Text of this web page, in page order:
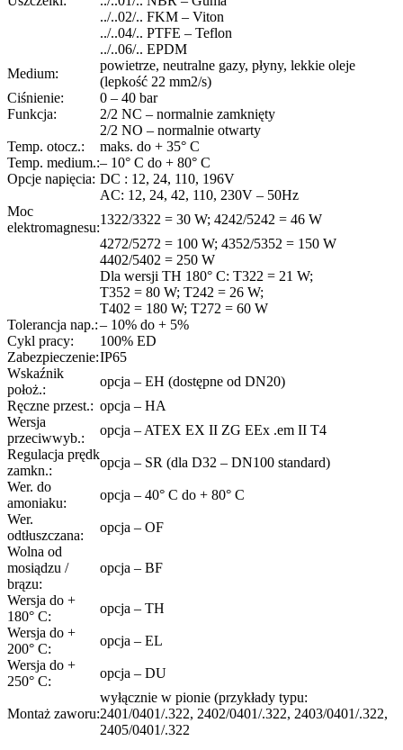
../..02/.. FKM – Viton
../..04/.. PTFE – Teflon
../..06/.. EPDM
Medium:
powietrze, neutralne gazy, płyny, lekkie oleje
(lepkość 22 mm2/s)
Ciśnienie:
0 – 40 bar
Funkcja:
2/2 NC – normalnie zamknięty
2/2 NO – normalnie otwarty
Temp. otocz.:
maks. do + 35° C
Temp. medium.:– 10° C do + 80° C
Opcje napięcia: DC : 12, 24, 110, 196V
AC: 12, 24, 42, 110, 230V – 50Hz
Moc
elektromagnesu:
1322/3322 = 30 W; 4242/5242 = 46 W
4272/5272 = 100 W; 4352/5352 = 150 W
4402/5402 = 250 W
Dla wersji TH 180° C: T322 = 21 W;
T352 = 80 W; T242 = 26 W;
T402 = 180 W; T272 = 60 W
Tolerancja nap.:– 10% do + 5%
Cykl pracy:
100% ED
Zabezpieczenie:IP65
Wskaźnik
położ.:
opcja – EH (dostępne od DN20)
Ręczne przest.: opcja – HA
Wersja
przeciwwyb.:
opcja – ATEX EX II ZG EEx .em II T4
Regulacja prędk
zamkn.:
opcja – SR (dla D32 – DN100 standard)
Wer. do
amoniaku:
opcja – 40° C do + 80° C
Wer.
odtłuszczana:
opcja – OF
Wolna od
mosiądzu /
brązu:
opcja – BF
Wersja do +
180° C:
opcja – TH
Wersja do +
200° C:
opcja – EL
Wersja do +
250° C:
opcja – DU
Montaż zaworu:
wyłącznie w pionie (przykłady typu:
2401/0401/.322, 2402/0401/.322, 2403/0401/.322,
2405/0401/.322